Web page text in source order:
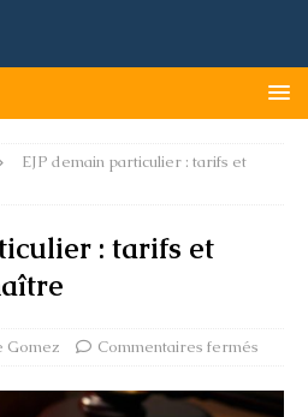
EJP demain particulier : tarifs et
: tarifs et
Gomez Commentaires fermés